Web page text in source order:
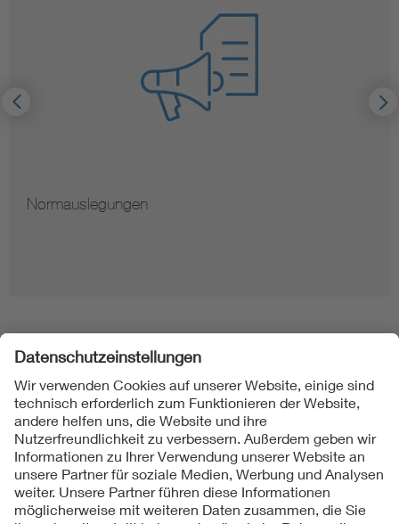
Normauslegungen
Folgen Sie uns